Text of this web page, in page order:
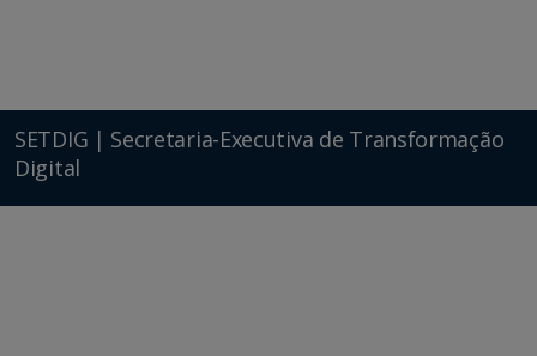
SETDIG | Secretaria-Executiva de Transformação
Digital